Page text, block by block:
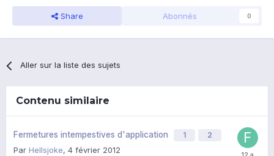
Share Abonnés 0
Aller sur la liste des sujets
Contenu similaire
Fermetures intempestives d'application 1 2
Par Hellsjoke, 4 février 2012